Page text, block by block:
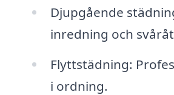
Djupgående
inredning och
Flyttstädning:
i ordning.